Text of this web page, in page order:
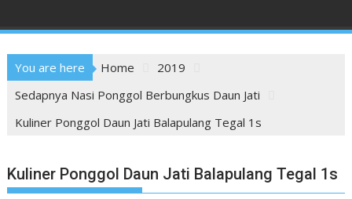
You are here Home
2019
Sedapnya Nasi Ponggol Berbungkus Daun Jati
Kuliner Ponggol Daun Jati Balapulang Tegal 1s
Kuliner Ponggol Daun Jati Balapulang Tegal 1s